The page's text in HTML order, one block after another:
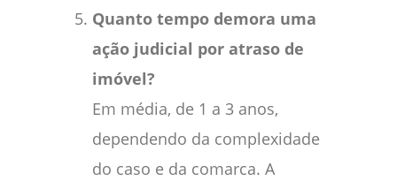
Quanto tempo demora uma
ação judicial por atraso de
imóvel?
Em média, de 1 a 3 anos,
dependendo da complexidade
do caso e da comarca. A